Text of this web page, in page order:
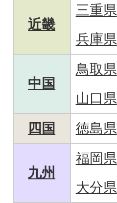
近畿
三重県
兵庫県
中国
鳥取県
山口県
四国
徳島県
九州
福岡県
大分県